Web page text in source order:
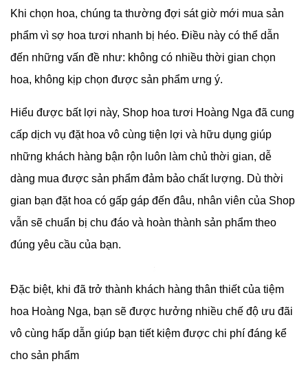
Khi chọn hoa, chúng ta thường đợi sát giờ mới mua sản
phẩm vì sợ hoa tươi nhanh bị héo. Điều này có thể dẫn
đến những vấn đề như: không có nhiều thời gian chọn
hoa, không kịp chọn được sản phẩm ưng ý.
Hiểu được bất lợi này, Shop hoa tươi Hoàng Nga đã cung
cấp dịch vụ đặt hoa vô cùng tiện lợi và hữu dụng giúp
những khách hàng bận rộn luôn làm chủ thời gian, dễ
dàng mua được sản phẩm đảm bảo chất lượng. Dù thời
gian bạn đặt hoa có gấp gáp đến đâu, nhân viên của Shop
vẫn sẽ chuẩn bị chu đáo và hoàn thành sản phẩm theo
đúng yêu cầu của bạn.
Đặc biệt, khi đã trở thành khách hàng thân thiết của tiệm
hoa Hoàng Nga, bạn sẽ được hưởng nhiều chế độ ưu đãi
vô cùng hấp dẫn giúp bạn tiết kiệm được chi phí đáng kể
cho sản phẩm